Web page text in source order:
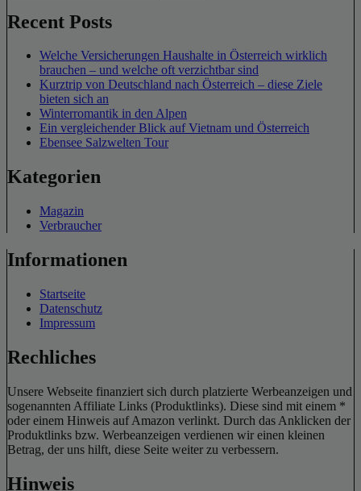
Recent Posts
Welche Versicherungen Haushalte in Österreich wirklich
brauchen – und welche oft verzichtbar sind
Kurztrip von Deutschland nach Österreich – diese Ziele
bieten sich an
Winterromantik in den Alpen
Ein vergleichender Blick auf Vietnam und Österreich
Ebensee Salzwelten Tour
Kategorien
Magazin
Verbraucher
Informationen
Startseite
Datenschutz
Impressum
Rechliches
Unsere Webseite finanziert sich durch platzierte Werbeanzeigen und
sogenannten Affiliate Links (Produktlinks). Diese sind mit einem *
oder einem Hinweis auf Amazon verlinkt. Durch das Anklicken der
Produktlinks bzw. Werbeanzeigen verdienen wir einen kleinen
Betrag, der uns hilft, diese Seite weiter zu verbessern.
Hinweis